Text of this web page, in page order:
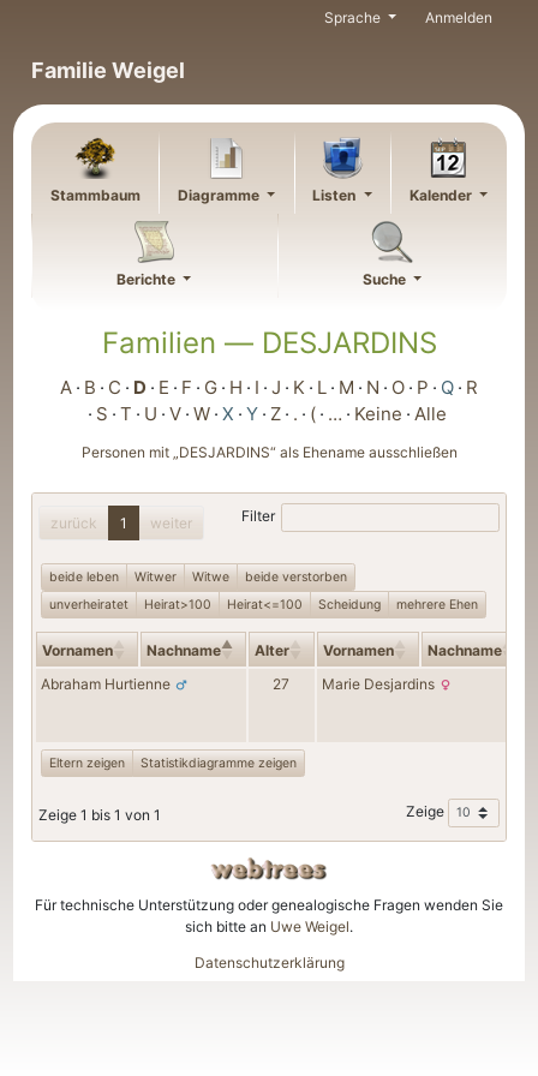
Familie Weigel
Sprache Anmelden
Stammbaum Diagramme Listen Kalender
Berichte Suche
Familien — DESJARDINS
A B C D E F G H I J K L M N O P Q R
S T U V W X Y Z . ( … Keine Alle
Personen mit „DESJARDINS“ als Ehename ausschließen
zurück 1 weiter Filter
beide leben Witwer Witwe
beide verstorben
unverheiratet
Heirat>100 Heirat<=100 Scheidung mehrere Ehen
Vornamen Nachname Alter Vornamen Nachname
Abraham Hurtienne 27 Marie Desjardins
Eltern zeigen Statistikdiagramme zeigen
Zeige 1 bis 1 von 1 Zeige
Für technische Unterstützung oder genealogische Fragen wenden Sie
sich bitte an Uwe Weigel.
Datenschutzerklärung